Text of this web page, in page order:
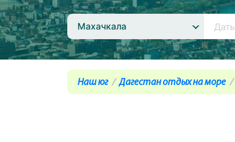
Махачкала
Наш юг Дагестан отдых на море